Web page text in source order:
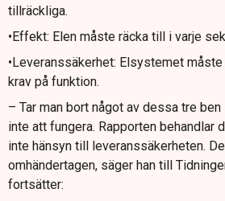
tillräckliga.
•Effekt: Elen måste räcka till i varje
•Leveranssäkerhet: Elsystemet
krav på funktion.
– Tar man bort något av dessa tre
inte att fungera. Rapporten behandlar
inte hänsyn till leveranssäkerheten.
omhändertagen, säger han till
fortsätter: